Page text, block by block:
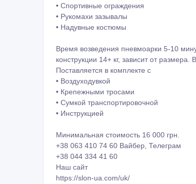
• Спортивные ограждения
• Рукомахи зазывалы
• Надувные костюмы
Время возведения пневмоарки 5-10
конструкции 14+ кг, зависит от
Поставляется в комплекте с
• Воздуходувкой
• Крепежными тросами
• Сумкой транспортировочной
• Инструкцией
Минимальная стоимость 16 000 грн.
+38 063 410 74 60 Вайбер, Телеграм
+38 044 334 41 60
Наш сайт
https://slon-ua.com/uk/